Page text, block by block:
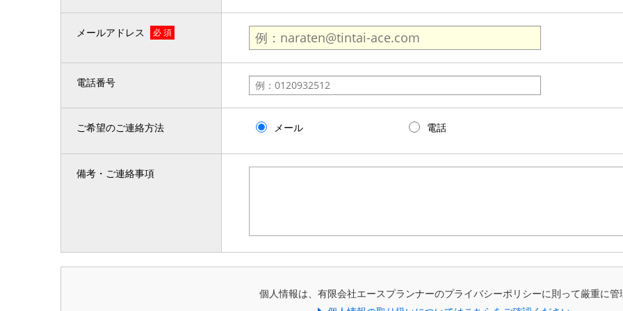
メールアドレス 必 須
電話番号
ご希望のご連絡方法 メール 電話
備考・ご連絡事項
個人情報は、有限会社エースプランナーのプライバシーポリシーに則って厳重に管